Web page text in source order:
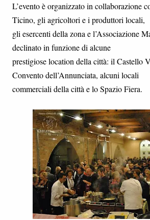
L’evento è organizzato in collaborazione
Ticino, gli agricoltori e i produttori locali,
gli esercenti della zona e l’Associazione
declinato in funzione di alcune
prestigiose location della città: il Castello
Convento dell’Annunciata, alcuni locali
commerciali della città e lo Spazio Fiera.